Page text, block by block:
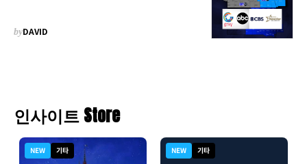
byDAVID
인사이트 Store
NEW 기타 NEW 기타